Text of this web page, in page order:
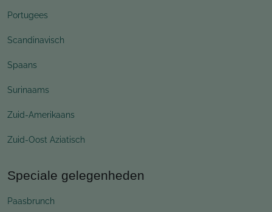
Portugees
Scandinavisch
Spaans
Surinaams
Zuid-Amerikaans
Zuid-Oost Aziatisch
Speciale gelegenheden
Paasbrunch